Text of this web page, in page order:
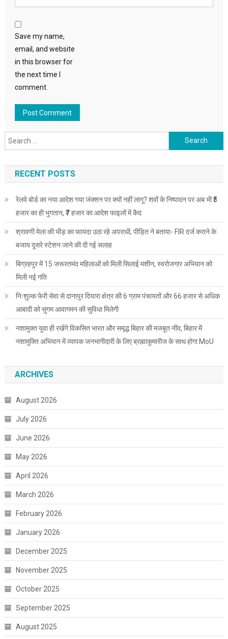
Save my name,
email, and website
in this browser for
the next time I
comment.
Search
for:
RECENT POSTS
रेलवे बोर्ड का नया आदेश गया जंक्शन पर क्यों नहीं लागू? शवों के निष्पादन पर अब भी ₹5
हजार का ही भुगतान, ₹7 हजार का आदेश फाइलों में कैद
श्रावणी मेला की भीड़ का फायदा उठा रहे अपराधी, पीड़ित ने बताया- FIR दर्ज कराने के
बजाय दूसरे स्टेशन जाने की दी गई सलाह
बिग्रहपुर में 15 जरूरतमंद महिलाओं को मिली सिलाई मशीन, स्वरोजगार अभियान को
मिली नई गति
निःशुल्क फेरी सेवा से दानापुर दियारा क्षेत्र की 6 ग्राम पंचायतों और 66 हजार से अधिक
आबादी को सुगम आवागमन की सुविधा मिलेगी
नशामुक्त युवा ही रखेंगे विकसित भारत और समृद्ध बिहार की मजबूत नींव, बिहार में
नशामुक्ति अभियान में व्यापक जनभागीदारी के लिए ब्रह्माकुमारीज के साथ होगा MoU
ARCHIVES
August 2026
July 2026
June 2026
May 2026
April 2026
March 2026
February 2026
January 2026
December 2025
November 2025
October 2025
September 2025
August 2025